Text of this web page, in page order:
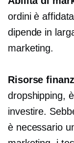
ordini è
dipende in
marketing.
Risorse
dropshipping,
investire.
è necessario